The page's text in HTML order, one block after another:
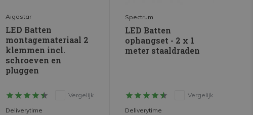
Aigostar
LED Batten
montagemateriaal 2
klemmen incl.
schroeven en
pluggen
Vergelijk
Deliverytime
Spectrum
LED Batten
ophangset - 2 x 1
meter staaldraden
Vergelijk
Deliverytime